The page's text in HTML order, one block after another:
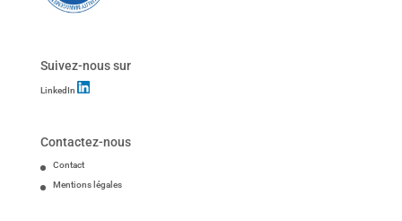
Suivez-nous sur
LinkedIn
Contactez-nous
Contact
Mentions légales